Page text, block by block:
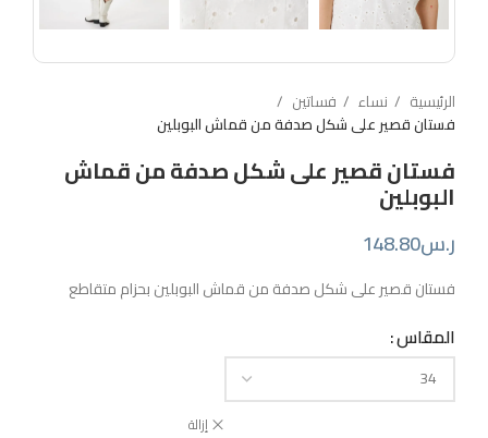
الرئيسية نساء
فساتين
فستان قصير على شكل صدفة من قماش البوبلين
فستان قصير على شكل صدفة من قماش
البوبلين
ر.س148.80
فستان قصير على شكل صدفة من قماش البوبلين بحزام متقاطع
المقاس
إزالة